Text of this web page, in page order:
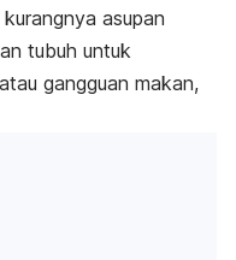
asupan
tubuh untuk
gangguan makan,